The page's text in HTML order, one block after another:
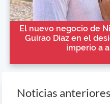
El nuevo negocio de
Guirao Díaz en el
imperio a
Noticias